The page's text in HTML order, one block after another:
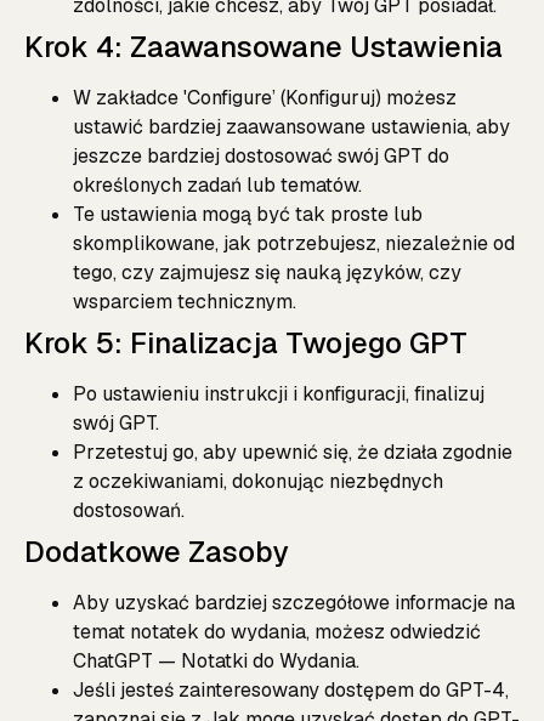
zdolności, jakie chcesz, aby Twój GPT posiadał.
Krok 4: Zaawansowane Ustawienia
W zakładce 'Configure’ (Konfiguruj) możesz
ustawić bardziej zaawansowane ustawienia, aby
jeszcze bardziej dostosować swój GPT do
określonych zadań lub tematów.
Te ustawienia mogą być tak proste lub
skomplikowane, jak potrzebujesz, niezależnie od
tego, czy zajmujesz się nauką języków, czy
wsparciem technicznym.
Krok 5: Finalizacja Twojego GPT
Po ustawieniu instrukcji i konfiguracji, finalizuj
swój GPT.
Przetestuj go, aby upewnić się, że działa zgodnie
z oczekiwaniami, dokonując niezbędnych
dostosowań.
Dodatkowe Zasoby
Aby uzyskać bardziej szczegółowe informacje na
temat notatek do wydania, możesz odwiedzić
ChatGPT — Notatki do Wydania.
Jeśli jesteś zainteresowany dostępem do GPT-4,